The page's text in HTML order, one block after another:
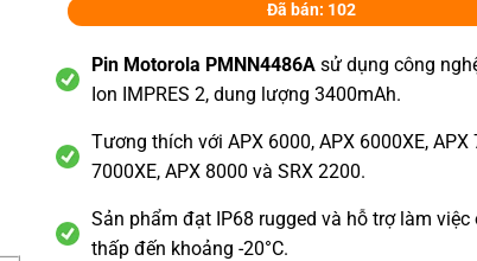
Đã bán: 102
Pin Motorola PMNN4486A sử dụng công
Ion IMPRES 2, dung lượng 3400mAh.
Tương thích với APX 6000, APX 6000XE, APX
7000XE, APX 8000 và SRX 2200.
Sản phẩm đạt IP68 rugged và hỗ trợ làm việc
thấp đến khoảng -20°C.